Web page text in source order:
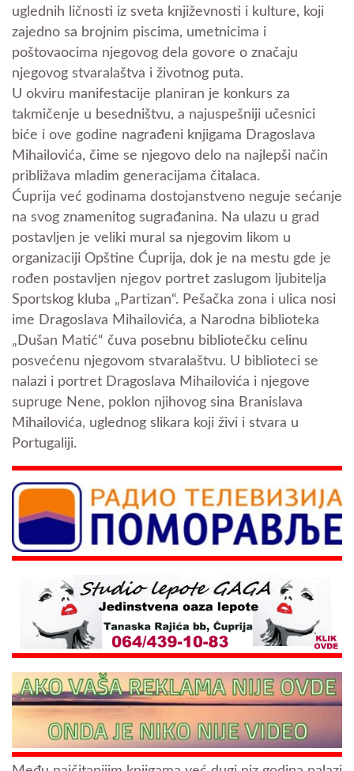
uglednih ličnosti iz sveta književnosti i kulture, koji
zajedno sa brojnim piscima, umetnicima i
poštovaocima njegovog dela govore o značaju
njegovog stvaralaštva i životnog puta.
U okviru manifestacije planiran je konkurs za
takmičenje u besedništvu, a najuspešniji učesnici
biće i ove godine nagrađeni knjigama Dragoslava
Mihailovića, čime se njegovo delo na najlepši način
približava mladim generacijama čitalaca.
Ćuprija već godinama dostojanstveno neguje sećanje
na svog znamenitog sugrađanina. Na ulazu u grad
postavljen je veliki mural sa njegovim likom u
organizaciji Opštine Ćuprija, dok je na mestu gde je
rođen postavljen njegov portret zaslugom ljubitelja
Sportskog kluba „Partizan“. Pešačka zona i ulica nosi
ime Dragoslava Mihailovića, a Narodna biblioteka
„Dušan Matić“ čuva posebnu bibliotečku celinu
posvećenu njegovom stvaralaštvu. U biblioteci se
nalazi i portret Dragoslava Mihailovića i njegove
supruge Nene, poklon njihovog sina Branislava
Mihailovića, uglednog slikara koji živi i stvara u
Portugaliji.